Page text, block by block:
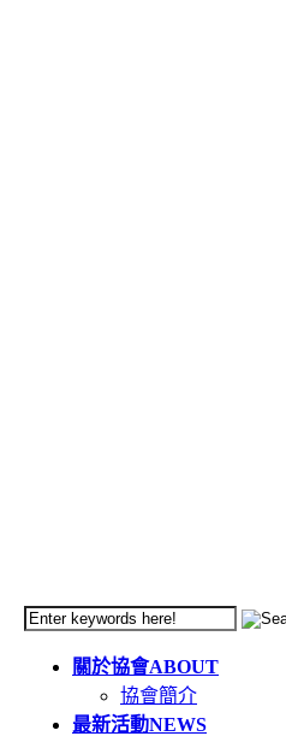
關於協會ABOUT
協會簡介
最新活動NEWS